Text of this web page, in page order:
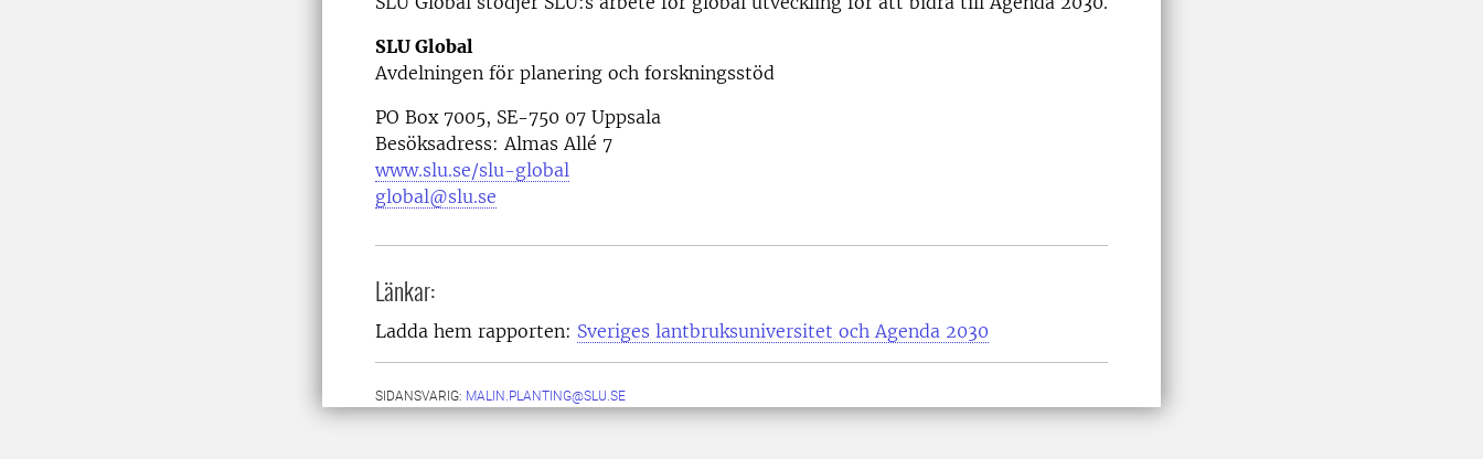
SLU Global
Avdelningen för planering och forskningsstöd
PO Box 7005, SE-750 07 Uppsala
Besöksadress: Almas Allé 7
www.slu.se/slu-global
global@slu.se
Länkar:
Ladda hem rapporten: Sveriges lantbruksuniversitet och Agenda 2030
SIDANSVARIG: MALIN.PLANTING@SLU.SE